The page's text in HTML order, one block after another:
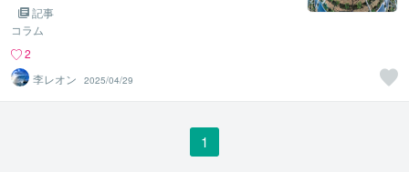
記事
コラム
2
李レオン
2025/04/29
1